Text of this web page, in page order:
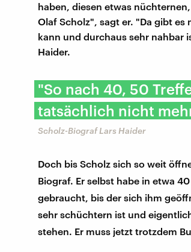
haben, diesen etwas
Olaf Scholz", sagt er. "Da gibt
kann und durchaus sehr nahbar
Haider.
"So nach 40, 50
tatsächlich nicht
Scholz-Biograf Lars Haider
Doch bis Scholz sich so weit
Biograf. Er selbst habe in etwa
gebraucht, bis der sich ihm
sehr schüchtern ist und
stehen. Er muss jetzt trotzdem